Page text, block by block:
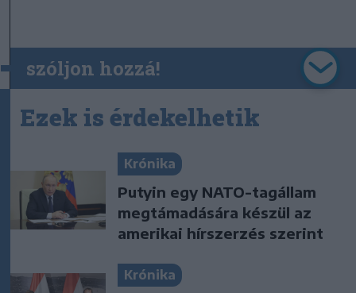
szóljon hozzá!
Ezek is érdekelhetik
Krónika
Putyin egy NATO-tagállam
megtámadására készül az
amerikai hírszerzés szerint
Krónika